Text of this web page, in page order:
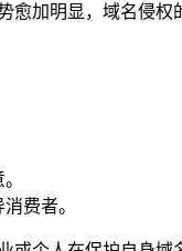
加明显，域名侵
费者。